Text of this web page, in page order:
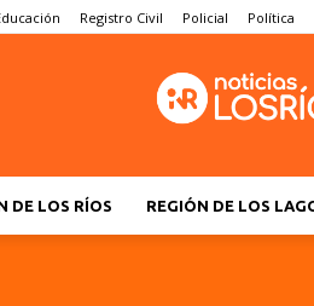
Registro Civil Policial Política
DE LOS RÍOS REGIÓN DE LOS